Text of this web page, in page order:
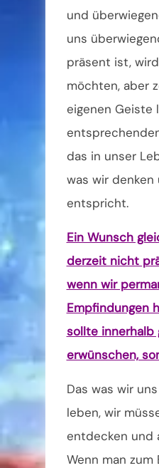
und
uns
präsent ist,
möchten, aber
eigenen Geiste
das in unser
was wir
entspricht.
Ein Wunsch
derzeit nicht
wenn wir
Empfindungen
sollte innerhalb
erwünschen,
Das was wir
leben, wir
entdecken und
Wenn man